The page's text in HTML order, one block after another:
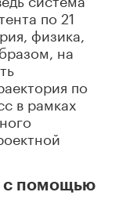
по 21
физика,
на
по
в рамках
с помощью